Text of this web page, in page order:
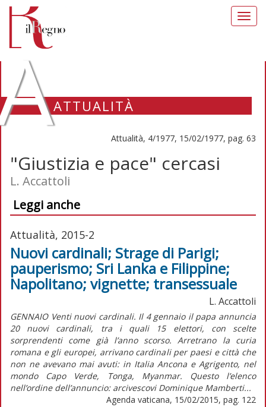
ATTUALITÀ
Attualità, 4/1977, 15/02/1977, pag. 63
"Giustizia e pace" cercasi
L. Accattoli
Leggi anche
Attualità, 2015-2
Nuovi cardinali; Strage di Parigi;
pauperismo; Sri Lanka e Filippine;
Napolitano; vignette; transessuale
L. Accattoli
GENNAIO Venti nuovi cardinali. Il 4 gennaio il papa annuncia
20 nuovi cardinali, tra i quali 15 elettori, con scelte
sorprendenti come già l’anno scorso. Arretrano la curia
romana e gli europei, arrivano cardinali per paesi e città che
non ne avevano mai avuti: in Italia Ancona e Agrigento, nel
mondo Capo Verde, Tonga, Myanmar. Questo l’elenco
nell’ordine dell’annuncio: arcivescovi Dominique Mamberti...
Agenda vaticana, 15/02/2015, pag. 122